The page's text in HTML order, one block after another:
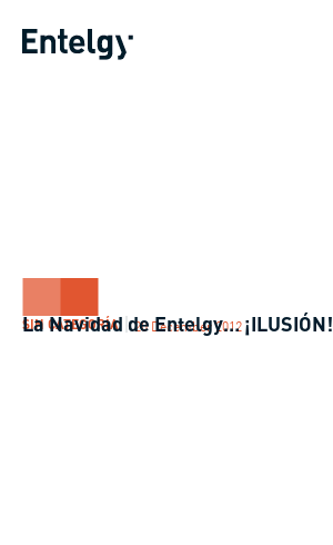
SIN CATEGORÍA 20 December 2012
La Navidad de Entelgy… ¡ILUSIÓN!